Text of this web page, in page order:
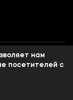
нам
посетителей с